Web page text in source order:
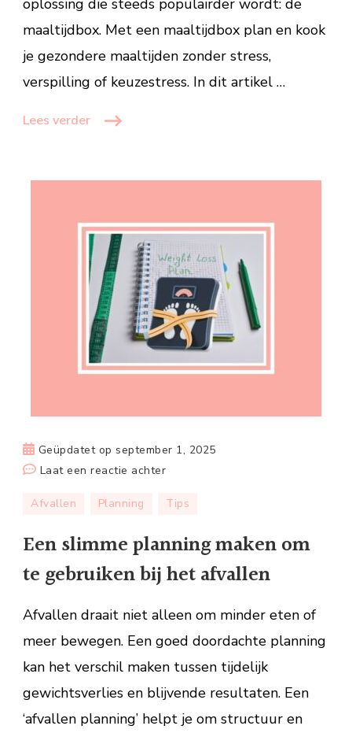
oplossing die steeds populairder wordt: de
maaltijdbox. Met een maaltijdbox plan en kook
je gezondere maaltijden zonder stress,
verspilling of keuzestress. In dit artikel …
Lees verder
Geüpdatet op september 1, 2025
Laat een reactie achterop
slimme
maken
om
gebruiken
afvallen
Afvallen Planning Tips
Een slimme planning maken om
te gebruiken bij het afvallen
Afvallen draait niet alleen om minder eten of
meer bewegen. Een goed doordachte planning
kan het verschil maken tussen tijdelijk
gewichtsverlies en blijvende resultaten. Een
‘afvallen planning’ helpt je om structuur en